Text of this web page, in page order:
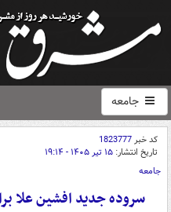
جامعه
کد خبر1823777
تاریخ انتشار: ۱۵ تیر ۱۴۰۵ - ۱۹:۱۴
جامعه
سروده جدید افشین علا